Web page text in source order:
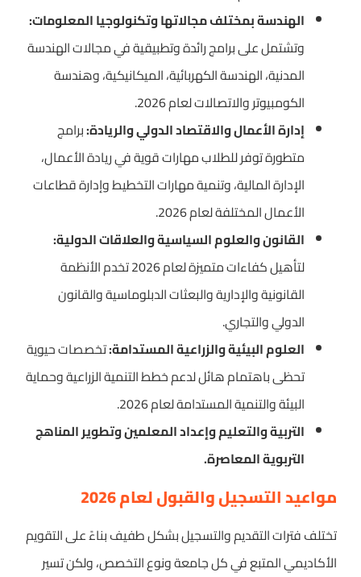
الهندسة بمختلف مجالاتها وتكنولوجيا المعلومات:
وتشتمل على برامج رائدة وتطبيقية في مجالات الهندسة
المدنية، الهندسة الكهربائية، الميكانيكية، وهندسة
الكومبيوتر والاتصالات لعام 2026.
إدارة الأعمال والاقتصاد الدولي والريادة:برامج
متطورة توفر للطلاب مهارات قوية في ريادة الأعمال،
الإدارة المالية، وتنمية مهارات التخطيط وإدارة قطاعات
الأعمال المختلفة لعام 2026.
القانون والعلوم السياسية والعلاقات الدولية:
لتأهيل كفاءات متميزة لعام 2026 تخدم الأنظمة
القانونية والإدارية والبعثات الدبلوماسية والقانون
الدولي والتجاري.
العلوم البيئية والزراعية المستدامة:تخصصات حيوية
تحظى باهتمام هائل لدعم خطط التنمية الزراعية وحماية
البيئة والتنمية المستدامة لعام 2026.
التربية والتعليم وإعداد المعلمين وتطوير المناهج
التربوية المعاصرة.
مواعيد التسجيل والقبول لعام 2026
تختلف فترات التقديم والتسجيل بشكل طفيف بناءً على التقويم
الأكاديمي المتبع في كل جامعة ونوع التخصص، ولكن تسير